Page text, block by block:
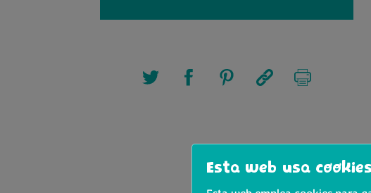
Esta web usa cookies